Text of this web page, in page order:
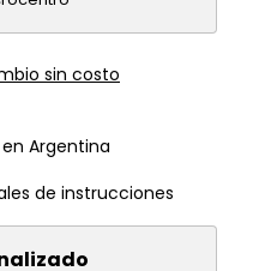
sin costo
Argentina
de instrucciones